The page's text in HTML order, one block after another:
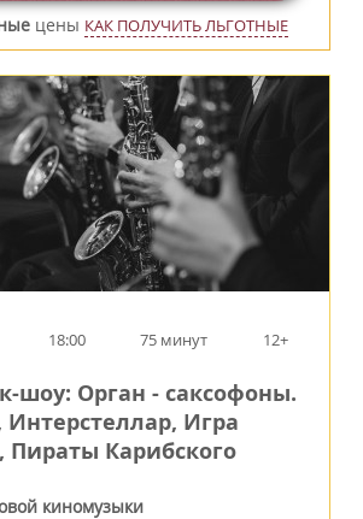
цены КАК ПОЛУЧИТЬ ЛЬГОТНЫЕ
18:00 75 минут 12+
шоу: Орган - саксофоны.
Игра
Пираты Карибского
киномузыки